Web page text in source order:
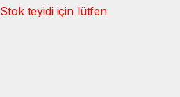
Stok teyidi için lütfen